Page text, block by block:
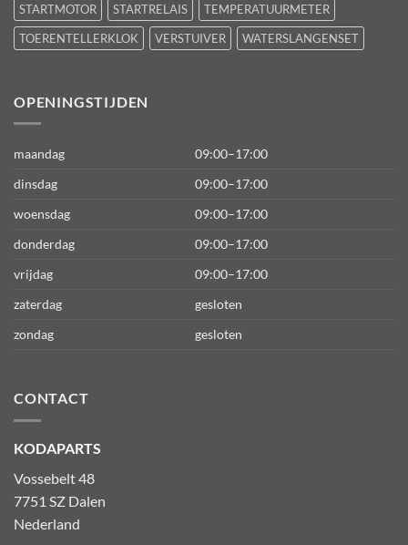
STARTMOTOR
STARTRELAIS
TEMPERATUURMETER
TOERENTELLERKLOK
VERSTUIVER WATERSLANGENSET
OPENINGSTIJDEN
maandag
09:00–17:00
dinsdag
09:00–17:00
woensdag
09:00–17:00
donderdag
09:00–17:00
vrijdag
09:00–17:00
zaterdag
gesloten
zondag
gesloten
CONTACT
KODAPARTS
Vossebelt 48
7751 SZ Dalen
Nederland